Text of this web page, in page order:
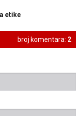
etike
broj komentara: 2